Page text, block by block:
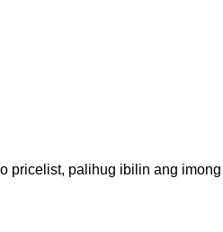
pricelist, palihug ibilin ang